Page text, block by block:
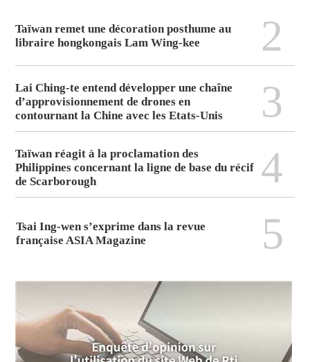
Taïwan remet une décoration posthume au
libraire hongkongais Lam Wing-kee
2
Lai Ching-te entend développer une chaîne
d’approvisionnement de drones en
contournant la Chine avec les Etats-Unis
3
Taïwan réagit à la proclamation des
Philippines concernant la ligne de base du récif
de Scarborough
4
Tsai Ing-wen s’exprime dans la revue
française ASIA Magazine
5